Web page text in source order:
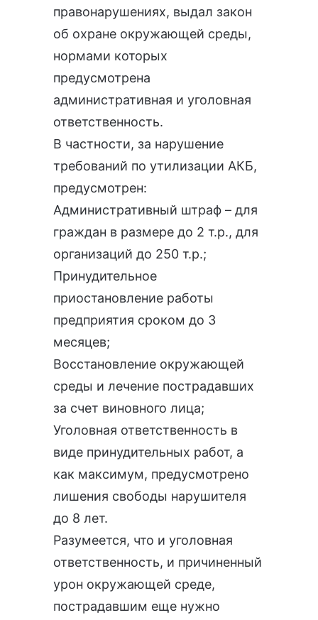
правонарушениях, выдал закон
об охране окружающей среды,
нормами которых
предусмотрена
административная и уголовная
ответственность.
В частности, за нарушение
требований по утилизации АКБ,
предусмотрен:
Административный штраф – для
граждан в размере до 2 т.р., для
организаций до 250 т.р.;
Принудительное
приостановление работы
предприятия сроком до 3
месяцев;
Восстановление окружающей
среды и лечение пострадавших
за счет виновного лица;
Уголовная ответственность в
виде принудительных работ, а
как максимум, предусмотрено
лишения свободы нарушителя
до 8 лет.
Разумеется, что и уголовная
ответственность, и причиненный
урон окружающей среде,
пострадавшим еще нужно